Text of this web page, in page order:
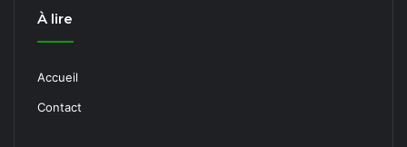
À lire
Accueil
Contact